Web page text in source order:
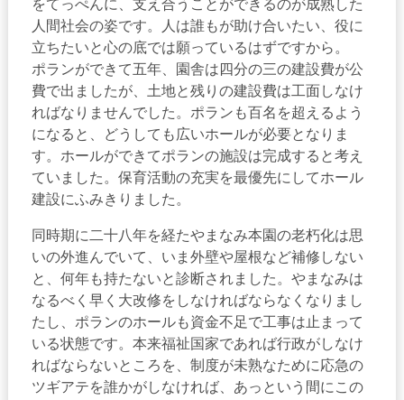
をてっぺんに、支え合うことができるのが成熟した
人間社会の姿です。人は誰もが助け合いたい、役に
立ちたいと心の底では願っているはずですから。
ポランができて五年、園舎は四分の三の建設費が公
費で出ましたが、土地と残りの建設費は工面しなけ
ればなりませんでした。ポランも百名を超えるよう
になると、どうしても広いホールが必要となりま
す。ホールができてポランの施設は完成すると考え
ていました。保育活動の充実を最優先にしてホール
建設にふみきりました。
同時期に二十八年を経たやまなみ本園の老朽化は思
いの外進んでいて、いま外壁や屋根など補修しない
と、何年も持たないと診断されました。やまなみは
なるべく早く大改修をしなければならなくなりまし
たし、ポランのホールも資金不足で工事は止まって
いる状態です。本来福祉国家であれば行政がしなけ
ればならないところを、制度が未熟なために応急の
ツギアテを誰かがしなければ、あっという間にこの